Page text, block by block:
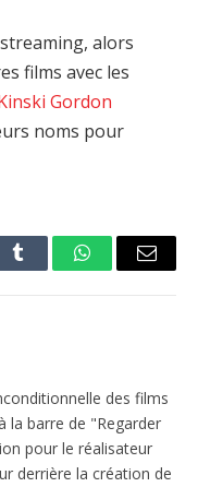
alors
films avec les
Gordon
noms pour
Tumblr WhatsAppEmail
des films
la barre de "Regarder
pour le réalisateur
derrière la création de